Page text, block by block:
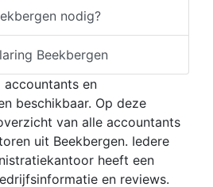
nodig?
Beekbergen
accountants en
beschikbaar. Op deze
van alle accountants
uit Beekbergen. Iedere
heeft een
en reviews.